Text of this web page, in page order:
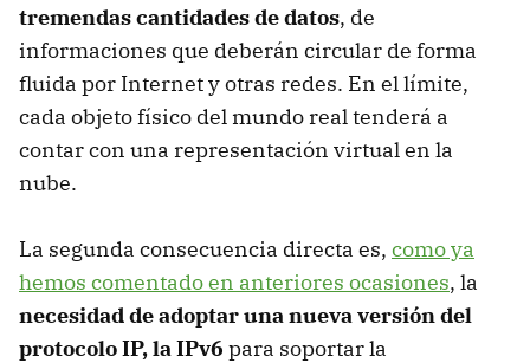
tremendas cantidades de datos, de
informaciones que deberán circular de forma
fluida por Internet y otras redes. En el límite,
cada objeto físico del mundo real tenderá a
contar con una representación virtual en la
nube.
La segunda consecuencia directa es, como ya
hemos comentado en anteriores ocasiones, la
necesidad de adoptar una nueva versión del
protocolo IP, la IPv6 para soportar la